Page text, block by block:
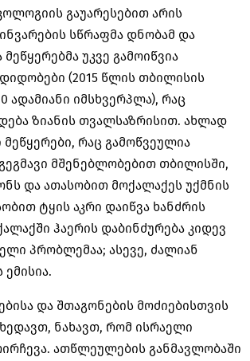
გაუარესებით არის
სწრაფმა დნობამ და
უკვე გამოიწვია
(2015 წლის თბილისის
ადამიანი იმსხვერპლა), რაც
ზიანის თვალსაზრისით. ახლად
რაც გამოწვეულია
მშენებლობებით თბილისში,
და ათასობით მოქალაქეს უქმნის
ტყის აკრი დაიწვა ხანძრის
ჰაერის დაბინძურება კიდევ
პრობლემაა; ასევე, ძალიან
ემისია.
და შთაგონების მოძიებისთვის
ნახავთ, რომ ისრაელი
ათწლეულების განმავლობაში